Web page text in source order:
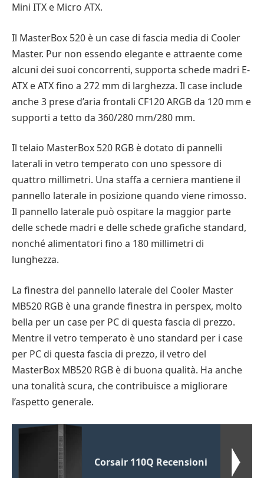
Mini ITX e Micro ATX.
Il MasterBox 520 è un case di fascia media di Cooler
Master. Pur non essendo elegante e attraente come
alcuni dei suoi concorrenti, supporta schede madri E-
ATX e ATX fino a 272 mm di larghezza. Il case include
anche 3 prese d’aria frontali CF120 ARGB da 120 mm e
supporti a tetto da 360/280 mm/280 mm.
Il telaio MasterBox 520 RGB è dotato di pannelli
laterali in vetro temperato con uno spessore di
quattro millimetri. Una staffa a cerniera mantiene il
pannello laterale in posizione quando viene rimosso.
Il pannello laterale può ospitare la maggior parte
delle schede madri e delle schede grafiche standard,
nonché alimentatori fino a 180 millimetri di
lunghezza.
La finestra del pannello laterale del Cooler Master
MB520 RGB è una grande finestra in perspex, molto
bella per un case per PC di questa fascia di prezzo.
Mentre il vetro temperato è uno standard per i case
per PC di questa fascia di prezzo, il vetro del
MasterBox MB520 RGB è di buona qualità. Ha anche
una tonalità scura, che contribuisce a migliorare
l’aspetto generale.
Corsair 110Q Recensioni